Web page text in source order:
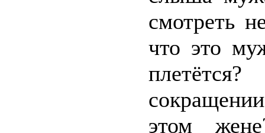
смотреть
что это
этом